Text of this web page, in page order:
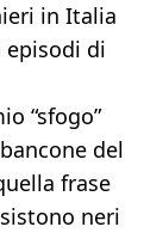
in Italia
episodi di
“sfogo”
del
frase
neri